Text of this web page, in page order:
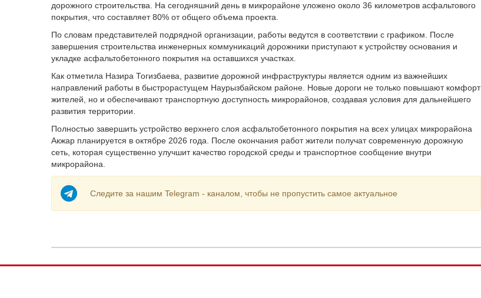
дорожного строительства. На сегодняшний день в микрорайоне уложено около 36 километров асфальтового
покрытия, что составляет 80% от общего объема проекта.
По словам представителей подрядной организации, работы ведутся в соответствии с графиком. После
завершения строительства инженерных коммуникаций дорожники приступают к устройству основания и
укладке асфальтобетонного покрытия на оставшихся участках.
Как отметила Назира Тогизбаева, развитие дорожной инфраструктуры является одним из важнейших
направлений работы в быстрорастущем Наурызбайском районе. Новые дороги не только повышают комфорт
жителей, но и обеспечивают транспортную доступность микрорайонов, создавая условия для дальнейшего
развития территории.
Полностью завершить устройство верхнего слоя асфальтобетонного покрытия на всех улицах микрорайона
Акжар планируется в октябре 2026 года. После окончания работ жители получат современную дорожную
сеть, которая существенно улучшит качество городской среды и транспортное сообщение внутри
микрорайона.
Следите за нашим Telegram - каналом, чтобы не пропустить самое актуальное